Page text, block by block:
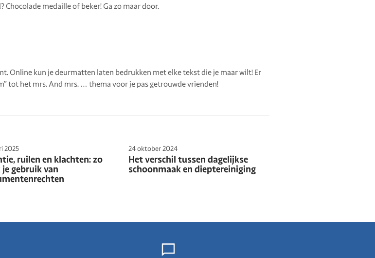
medaille of beker! Ga zo maar door.
Online kun je deurmatten laten bedrukken met elke tekst die je maar wilt! Er
tot het mrs. And mrs. … thema voor je pas getrouwde vrienden!
2025
ruilen en klachten: zo
gebruik van
24 oktober 2024
Het verschil tussen dagelijkse
schoonmaak en dieptereiniging